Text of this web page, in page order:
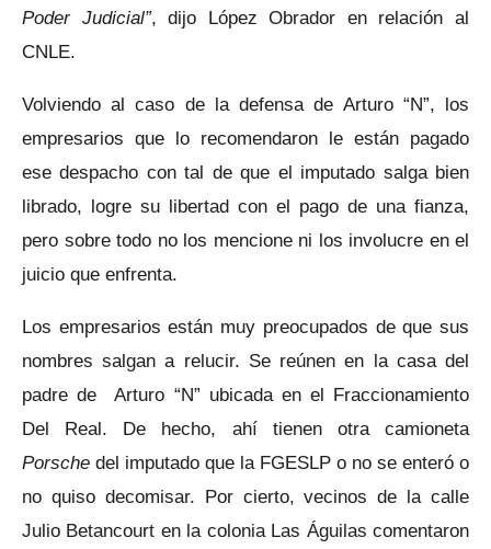
Poder Judicial”, dijo López Obrador en relación al
CNLE.
Volviendo al caso de la defensa de Arturo “N”, los
empresarios que lo recomendaron le están pagado
ese despacho con tal de que el imputado salga bien
librado, logre su libertad con el pago de una fianza,
pero sobre todo no los mencione ni los involucre en el
juicio que enfrenta.
Los empresarios están muy preocupados de que sus
nombres salgan a relucir. Se reúnen en la casa del
padre de Arturo “N” ubicada en el Fraccionamiento
Del Real. De hecho, ahí tienen otra camioneta
Porsche del imputado que la FGESLP o no se enteró o
no quiso decomisar. Por cierto, vecinos de la calle
Julio Betancourt en la colonia Las Águilas comentaron